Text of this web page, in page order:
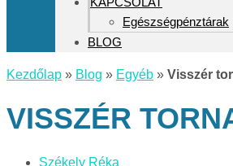
Egészségpénztárak
BLOG
Kezdőlap » Blog » Egyéb » Visszér
VISSZÉR
Székely Réka